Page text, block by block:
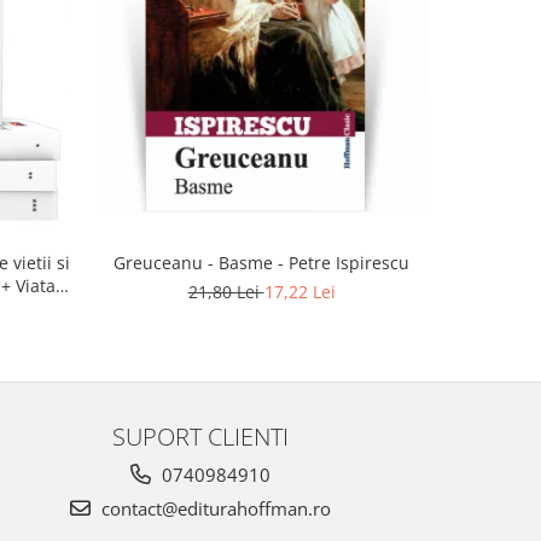
vietii si
Viata
Greuceanu - Basme - Petre Ispirescu
21,80 Lei17,22 Lei
SUPORT CLIENTI
0740984910
contact@editurahoffman.ro